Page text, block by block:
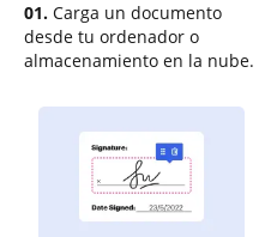
01. Carga un documento
desde tu ordenador o
almacenamiento en la nube.